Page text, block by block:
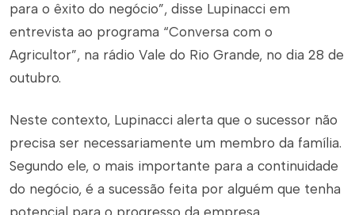
para o êxito do negócio”, disse Lupinacci em
entrevista ao programa “Conversa com o
Agricultor”, na rádio Vale do Rio Grande, no dia 28 de
outubro.
Neste contexto, Lupinacci alerta que o sucessor não
precisa ser necessariamente um membro da família.
Segundo ele, o mais importante para a continuidade
do negócio, é a sucessão feita por alguém que tenha
potencial para o progresso da empresa.